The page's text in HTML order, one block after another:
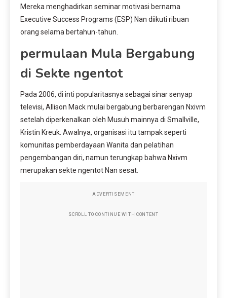
Mereka menghadirkan seminar motivasi bernama
Executive Success Programs (ESP) Nan diikuti ribuan
orang selama bertahun-tahun.
permulaan Mula Bergabung
di Sekte ngentot
Pada 2006, di inti popularitasnya sebagai sinar senyap
televisi, Allison Mack mulai bergabung berbarengan Nxivm
setelah diperkenalkan oleh Musuh mainnya di Smallville,
Kristin Kreuk. Awalnya, organisasi itu tampak seperti
komunitas pemberdayaan Wanita dan pelatihan
pengembangan diri, namun terungkap bahwa Nxivm
merupakan sekte ngentot Nan sesat.
ADVERTISEMENT
SCROLL TO CONTINUE WITH CONTENT